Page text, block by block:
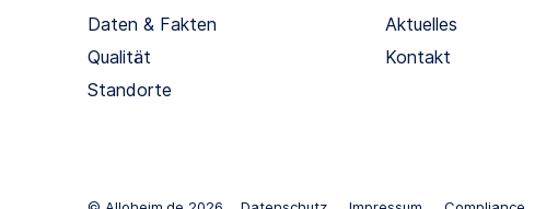
Daten & Fakten
Qualität
Standorte
Aktuelles
Kontakt